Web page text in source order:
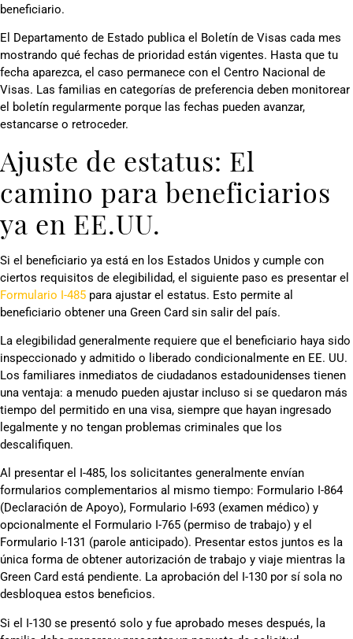
beneficiario.
El Departamento de Estado publica el Boletín de Visas cada mes
mostrando qué fechas de prioridad están vigentes. Hasta que tu
fecha aparezca, el caso permanece con el Centro Nacional de
Visas. Las familias en categorías de preferencia deben monitorear
el boletín regularmente porque las fechas pueden avanzar,
estancarse o retroceder.
Ajuste de estatus: El
camino para beneficiarios
ya en EE.UU.
Si el beneficiario ya está en los Estados Unidos y cumple con
ciertos requisitos de elegibilidad, el siguiente paso es presentar el
Formulario I-485 para ajustar el estatus. Esto permite al
beneficiario obtener una Green Card sin salir del país.
La elegibilidad generalmente requiere que el beneficiario haya sido
inspeccionado y admitido o liberado condicionalmente en EE. UU.
Los familiares inmediatos de ciudadanos estadounidenses tienen
una ventaja: a menudo pueden ajustar incluso si se quedaron más
tiempo del permitido en una visa, siempre que hayan ingresado
legalmente y no tengan problemas criminales que los
descalifiquen.
Al presentar el I-485, los solicitantes generalmente envían
formularios complementarios al mismo tiempo: Formulario I-864
(Declaración de Apoyo), Formulario I-693 (examen médico) y
opcionalmente el Formulario I-765 (permiso de trabajo) y el
Formulario I-131 (parole anticipado). Presentar estos juntos es la
única forma de obtener autorización de trabajo y viaje mientras la
Green Card está pendiente. La aprobación del I-130 por sí sola no
desbloquea estos beneficios.
Si el I-130 se presentó solo y fue aprobado meses después, la